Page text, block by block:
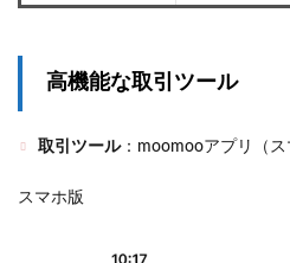
高機能な取引ツール
取引ツール： moomooアプリ（ス
スマホ版